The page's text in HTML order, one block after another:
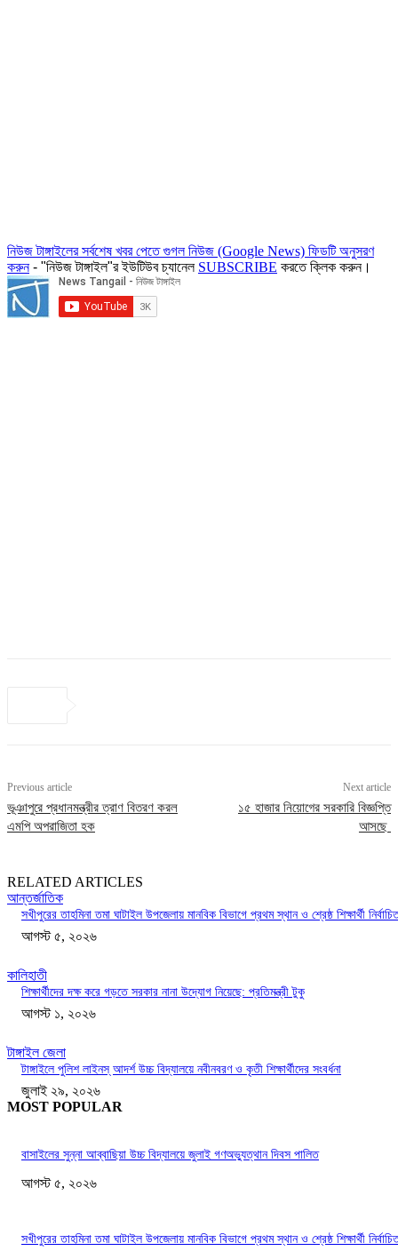
নিউজ টাঙ্গাইলের সর্বশেষ খবর পেতে গুগল নিউজ (Google News) ফিডটি অনুসরণ
করুন- "নিউজ টাঙ্গাইল"র ইউটিউব চ্যানেল SUBSCRIBE করতে ক্লিক করুন।
Previous article
ভূঞাপুরে প্রধানমন্ত্রীর ত্রাণ বিতরণ করল
এমপি অপরাজিতা হক
Next article
১৫ হাজার নিয়োগের সরকারি বিজ্ঞপ্তি
আসছে
RELATED ARTICLES
আন্তর্জাতিক
সখীপুরের তাহমিনা তমা ঘাটাইল উপজেলায় মানবিক বিভাগে প্রথম স্থান ও শ্রেষ্ঠ শিক্ষার্থী
আগস্ট ৫, ২০২৬
কালিহাতী
শিক্ষার্থীদের দক্ষ করে গড়তে সরকার নানা উদ্যোগ নিয়েছে: প্রতিমন্ত্রী টুকু
আগস্ট ১, ২০২৬
টাঙ্গাইল জেলা
টাঙ্গাইলে পুলিশ লাইনস্ আদর্শ উচ্চ বিদ্যালয়ে নবীনবরণ ও কৃতী শিক্ষার্থীদের সংবর্ধনা
জুলাই ২৯, ২০২৬
MOST POPULAR
বাসাইলের সুন্না আব্বাছিয়া উচ্চ বিদ্যালয়ে জুলাই গণঅভ্যুত্থান দিবস পালিত
আগস্ট ৫, ২০২৬
সখীপুরের তাহমিনা তমা ঘাটাইল উপজেলায় মানবিক বিভাগে প্রথম স্থান ও শ্রেষ্ঠ শিক্ষার্থী